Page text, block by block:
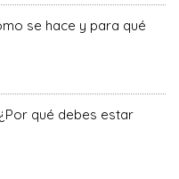
se hace y para qué
qué debes estar